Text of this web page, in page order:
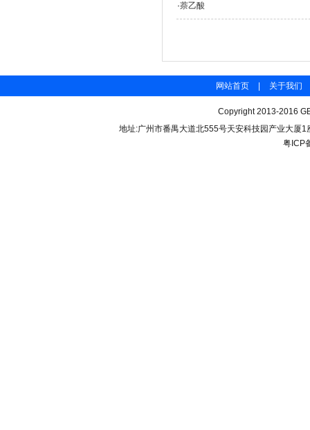
·萘乙酸
网站首页 关于我们
Copyright 2013-2016
地址:广州市番禺大道北555号天安科技园产业大厦
粤ICP